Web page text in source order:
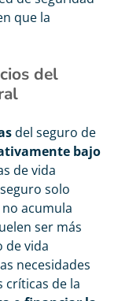
que la
del
del seguro de
bajo
de vida
solo
acumula
ser más
de vida
necesidades
críticas de la